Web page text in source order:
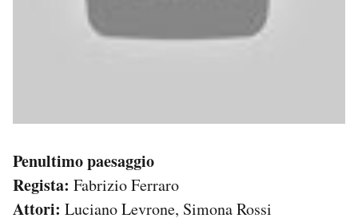
Penultimo paesaggio
Regista: Fabrizio Ferraro
Attori: Luciano Levrone, Simona Rossi